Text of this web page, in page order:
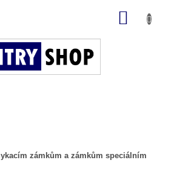
zámkům a zámkům speciálním